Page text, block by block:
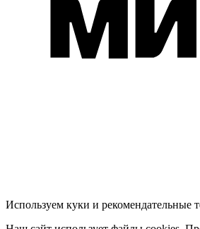
Используем куки и рекомендательные